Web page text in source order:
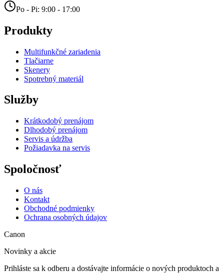
Po - Pi: 9:00 - 17:00
Produkty
Multifunkčné zariadenia
Tlačiarne
Skenery
Spotrebný materiál
Služby
Krátkodobý prenájom
Dlhodobý prenájom
Servis a údržba
Požiadavka na servis
Spoločnosť
O nás
Kontakt
Obchodné podmienky
Ochrana osobných údajov
Canon
Novinky a akcie
Prihláste sa k odberu a dostávajte informácie o nových produktoch a